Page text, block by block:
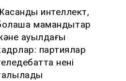
интеллект,
мамандықтар
ауылдағы
партиялар
нені